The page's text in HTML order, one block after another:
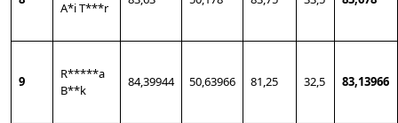
A*i T***r
9
R*****a
B**k
84,39944 50,63966 81,25 32,5 83,13966